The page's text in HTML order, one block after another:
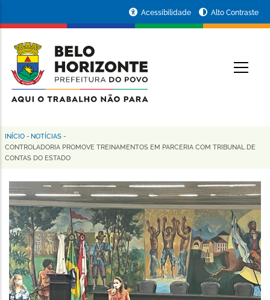
conteúdo
principal
da
Prefeitura
de
Horizonte
Acessibilidade Alto Contraste
Trilha
de
navegação
INÍCIO - NOTÍCIAS -
CONTROLADORIA PROMOVE TREINAMENTOS EM PARCERIA COM TRIBUNAL DE
CONTAS DO ESTADO